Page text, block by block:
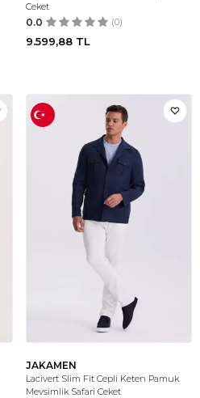
Ceket
0.0 (0)
9.599,88 TL
JAKAMEN
Lacivert Slim Fit Cepli Keten Pamuk
Mevsimlik Safari Ceket